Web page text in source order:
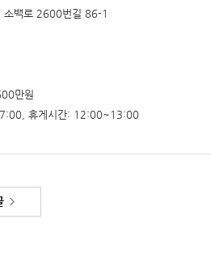
소백로 2600번길 86-1
만원
휴게시간: 12:00~13:00